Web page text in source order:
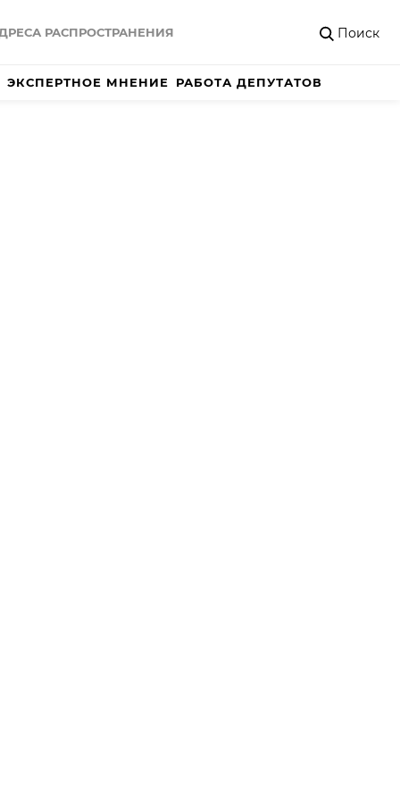
РАСПРОСТРАНЕНИЯ Поиск
ЭКСПЕРТНОЕ МНЕНИЕ РАБОТА ДЕПУТАТОВ